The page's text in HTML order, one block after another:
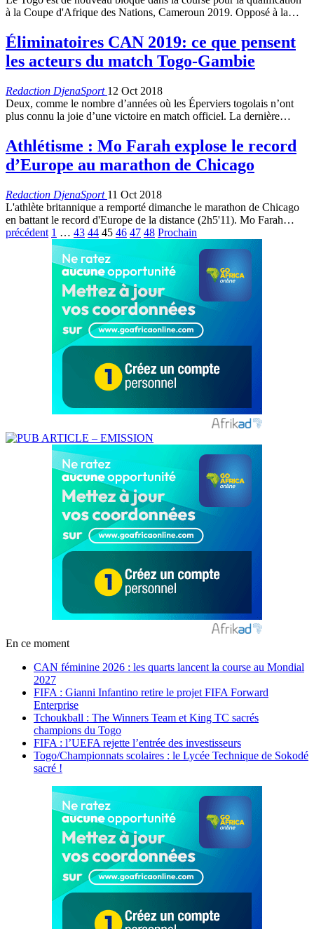
à la Coupe d'Afrique des Nations, Cameroun 2019. Opposé à la…
Éliminatoires CAN 2019: ce que pensent
les acteurs du match Togo-Gambie
Redaction DjenaSport 12 Oct 2018
Deux, comme le nombre d’années où les Éperviers togolais n’ont
plus connu la joie d’une victoire en match officiel. La dernière…
Athlétisme : Mo Farah explose le record
d’Europe au marathon de Chicago
Redaction DjenaSport 11 Oct 2018
L'athlète britannique a remporté dimanche le marathon de Chicago
en battant le record d'Europe de la distance (2h5'11). Mo Farah…
précédent 1 … 43 44 45 46 47 48 Prochain
En ce moment
CAN féminine 2026 : les quarts lancent la course au Mondial
2027
FIFA : Gianni Infantino retire le projet FIFA Forward
Enterprise
Tchoukball : The Winners Team et King TC sacrés
champions du Togo
FIFA : l’UEFA rejette l’entrée des investisseurs
Togo/Championnats scolaires : le Lycée Technique de Sokodé
sacré !